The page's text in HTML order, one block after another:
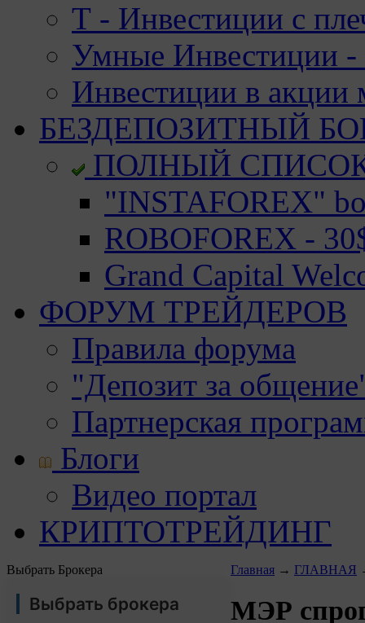
Т - Инвестиции с
Умные Инвестиции -
Инвестиции в акции
БЕЗДЕПОЗИТНЫЙ
ПОЛНЫЙ
"INSTAFOREX"
ROBOFOREX -
Grand Capital
ФОРУМ ТРЕЙДЕРОВ
Правила форума
"Депозит за
Партнерская
Блоги
Видео портал
КРИПТОТРЕЙДИНГ
Выбрать Брокера
Выбрать брокера
Главная → ГЛАВНАЯ
МЭР